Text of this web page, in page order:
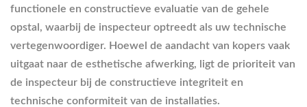
functionele en constructieve evaluatie van de gehele
opstal, waarbij de inspecteur optreedt als uw technische
vertegenwoordiger. Hoewel de aandacht van kopers vaak
uitgaat naar de esthetische afwerking, ligt de prioriteit van
de inspecteur bij de constructieve integriteit en
technische conformiteit van de installaties.